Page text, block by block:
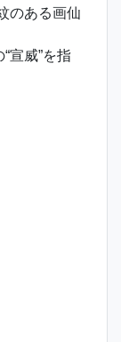
のある画仙
宣威”を指